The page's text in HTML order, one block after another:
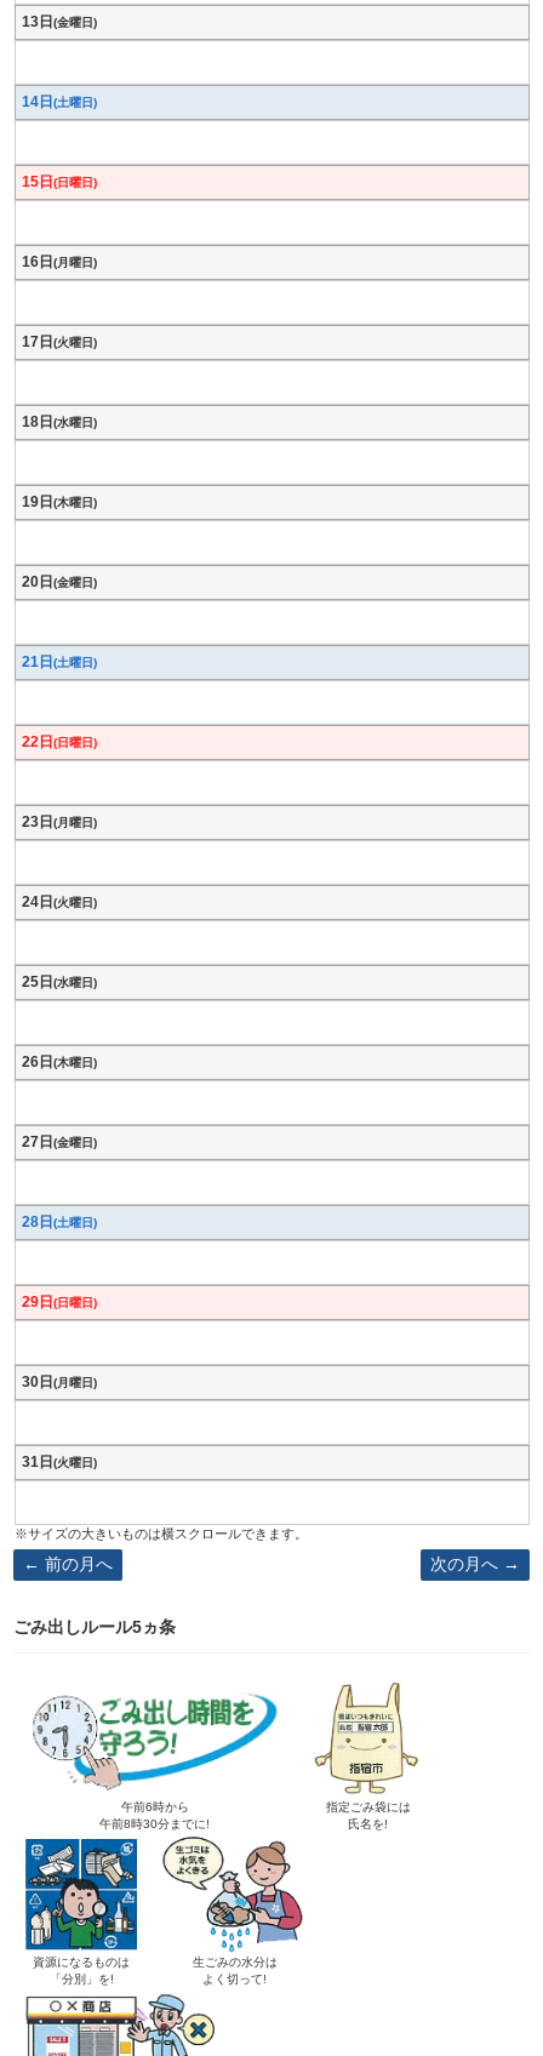
13日 (金曜日)
14日 (土曜日)
15日 (日曜日)
16日 (月曜日)
17日 (火曜日)
18日 (水曜日)
19日 (木曜日)
20日 (金曜日)
21日 (土曜日)
22日 (日曜日)
23日 (月曜日)
24日 (火曜日)
25日 (水曜日)
26日 (木曜日)
27日 (金曜日)
28日 (土曜日)
29日 (日曜日)
30日 (月曜日)
31日 (火曜日)
前の月へ 次の月へ
ごみ出しルール5ヵ条
午前6時から
午前8時30分までに!
指定ごみ袋には
氏名を!
資源になるものは
「分別」を!
生ごみの水分は
よく切って!